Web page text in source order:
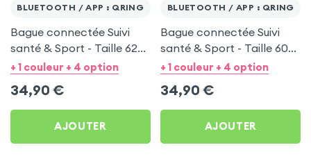
BLUETOOTH / APP : QRING
Bague connectée Suivi
santé & Sport - Taille 62
Noir
+ 1 couleur + 4 option
34,90 €
AJOUTER
BLUETOOTH / APP : QRING
Bague connectée Suivi
santé & Sport - Taille 60
Argent
+ 1 couleur + 4 option
34,90 €
AJOUTER